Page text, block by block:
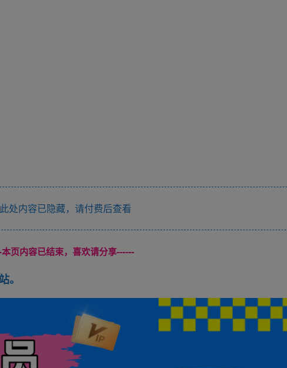
此处内容已隐藏，请付费后查看
页内容已结束，喜欢请分享------
。